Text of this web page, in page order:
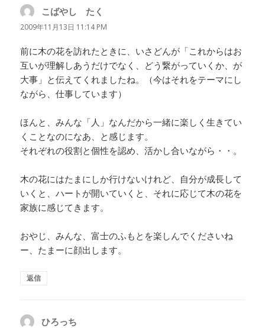
こばやし たく
り:
2009年11月13日 11:14 PM
前に木の花を訪れたときに、いさどんが「これからはお
互いが理解しあうだけでなく、どう繋がっていくか、が
大事」と伝えてくれましたね。（今はそれをテーマにし
ながら、仕事しています）
ほんと、みんな「人」なんだから一緒に楽しく生きてい
くことなのになあ、と感じます。
それぞれの役割と個性を認め、活かし合いながら・・。
木の花にはたまにしか行けないけれど、自分が成長して
いくと、ハートが開いていくと、それに応じて木の花を
家族に感じてきます。
おやじ、みんな、富士のふもとを楽しんでくださいね
ー、たまーに顔出します。
返信
ひろっち